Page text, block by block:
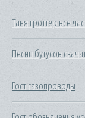
Таня гроттер все
Песни бутусов
Гост газопроводы